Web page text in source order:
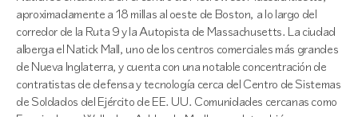
aproximadamente a 18 millas al oeste de Boston, a lo largo del
corredor de la Ruta 9 y la Autopista de Massachusetts. La ciudad
alberga el Natick Mall, uno de los centros comerciales más grandes
de Nueva Inglaterra, y cuenta con una notable concentración de
contratistas de defensa y tecnología cerca del Centro de Sistemas
de Soldados del Ejército de EE. UU. Comunidades cercanas como